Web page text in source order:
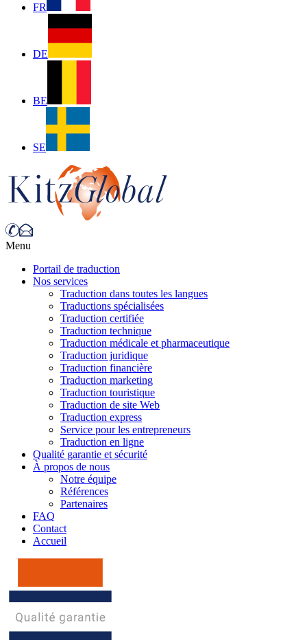
FR
DE
BE
SE
Menu
Portail de traduction
Nos services
Traduction dans toutes les langues
Traductions spécialisées
Traduction certifiée
Traduction technique
Traduction médicale et pharmaceutique
Traduction juridique
Traduction financière
Traduction marketing
Traduction touristique
Traduction de site Web
Traduction express
Service pour les entrepreneurs
Traduction en ligne
Qualité garantie et sécurité
À propos de nous
Notre équipe
Références
Partenaires
FAQ
Contact
Accueil